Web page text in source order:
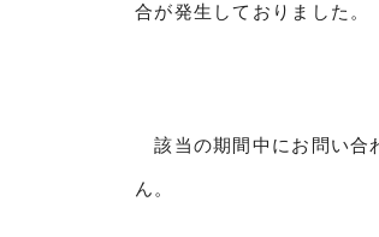
合が発生しておりました。
該当の期間中にお問い合
ん。